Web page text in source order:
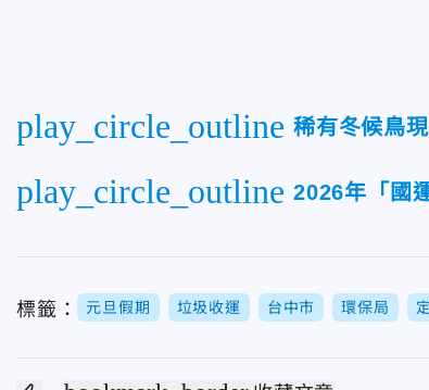
play_circle_outline 稀有冬候鳥
play_circle_outline 2026年「國
標籤： 元旦假期 垃圾收運 台中市 環保局